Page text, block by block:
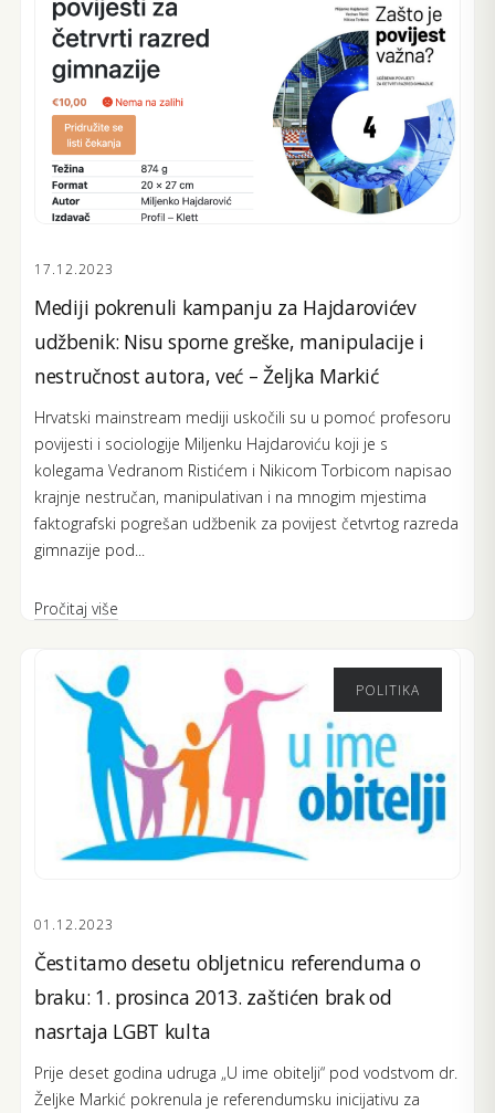
17.12.2023
Mediji pokrenuli kampanju za Hajdarovićev
udžbenik: Nisu sporne greške, manipulacije i
nestručnost autora, već – Željka Markić
Hrvatski mainstream mediji uskočili su u pomoć profesoru
povijesti i sociologije Miljenku Hajdaroviću koji je s
kolegama Vedranom Ristićem i Nikicom Torbicom napisao
krajnje nestručan, manipulativan i na mnogim mjestima
faktografski pogrešan udžbenik za povijest četvrtog razreda
gimnazije pod...
Pročitaj više
POLITIKA
01.12.2023
Čestitamo desetu obljetnicu referenduma o
braku: 1. prosinca 2013. zaštićen brak od
nasrtaja LGBT kulta
Prije deset godina udruga „U ime obitelji“ pod vodstvom dr.
Željke Markić pokrenula je referendumsku inicijativu za